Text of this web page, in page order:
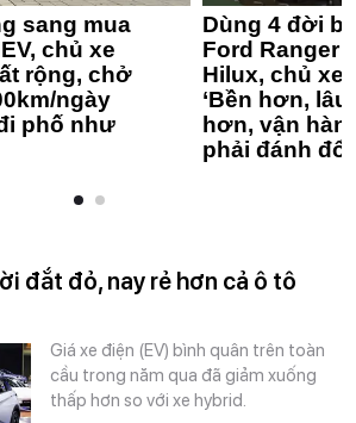
sang mua
chủ xe
rộng, chở
ngày
phố như
Dùng 4 đời
Ford Ranger
Hilux, chủ xe
‘Bền hơn,
hơn, vận
phải đánh
đắt đỏ, nay rẻ hơn cả ô tô
Giá xe điện (EV) bình quân trên toàn
cầu trong năm qua đã giảm xuống
thấp hơn so với xe hybrid.